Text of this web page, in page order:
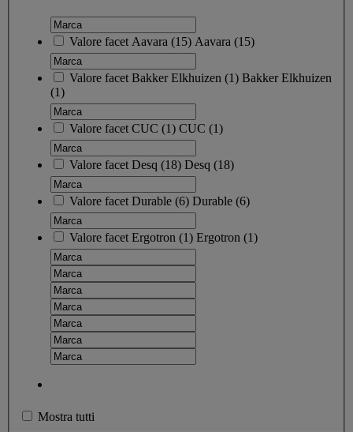
Valore facet Aavara (15) Aavara (15)
Valore facet Bakker Elkhuizen (1) Bakker Elkhuizen
(1)
Valore facet CUC (1) CUC (1)
Valore facet Desq (18) Desq (18)
Valore facet Durable (6) Durable (6)
Valore facet Ergotron (1) Ergotron (1)
Mostra tutti